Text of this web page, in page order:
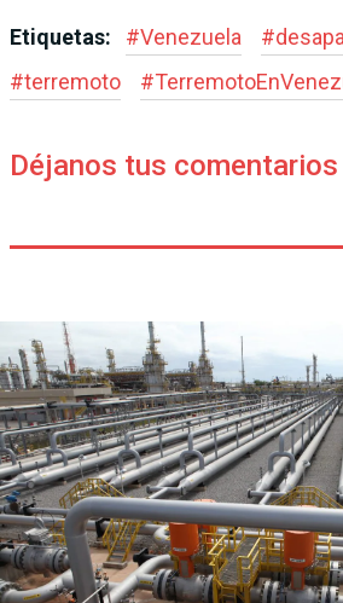
Etiquetas: #Venezuela #
#terremoto #
Déjanos tus comentarios